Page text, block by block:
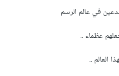
في عالم الرسم
عظماء ..
العالم ..